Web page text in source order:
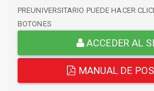
PREUNIVERSITARIO PUEDE HACER
BOTONES
ACCEDER AL
MANUAL DE